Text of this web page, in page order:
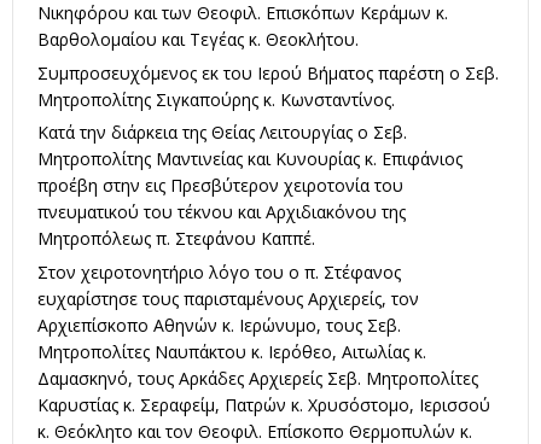
Νικηφόρου και των Θεοφιλ. Επισκόπων Κεράμων κ.
Βαρθολομαίου και Τεγέας κ. Θεοκλήτου.
Συμπροσευχόμενος εκ του Ιερού Βήματος παρέστη ο Σεβ.
Μητροπολίτης Σιγκαπούρης κ. Κωνσταντίνος.
Κατά την διάρκεια της Θείας Λειτουργίας ο Σεβ.
Μητροπολίτης Μαντινείας και Κυνουρίας κ. Επιφάνιος
προέβη στην εις Πρεσβύτερον χειροτονία του
πνευματικού του τέκνου και Αρχιδιακόνου της
Μητροπόλεως π. Στεφάνου Καππέ.
Στον χειροτονητήριο λόγο του ο π. Στέφανος
ευχαρίστησε τους παρισταμένους Αρχιερείς, τον
Αρχιεπίσκοπο Αθηνών κ. Ιερώνυμο, τους Σεβ.
Μητροπολίτες Ναυπάκτου κ. Ιερόθεο, Αιτωλίας κ.
Δαμασκηνό, τους Αρκάδες Αρχιερείς Σεβ. Μητροπολίτες
Καρυστίας κ. Σεραφείμ, Πατρών κ. Χρυσόστομο, Ιερισσού
κ. Θεόκλητο και τον Θεοφιλ. Επίσκοπο Θερμοπυλών κ.